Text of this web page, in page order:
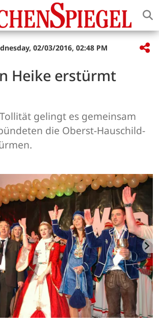
02/03/2016, 02:48 PM
Heike erstürmt
gelingt es gemeinsam
die Oberst-Hauschild-